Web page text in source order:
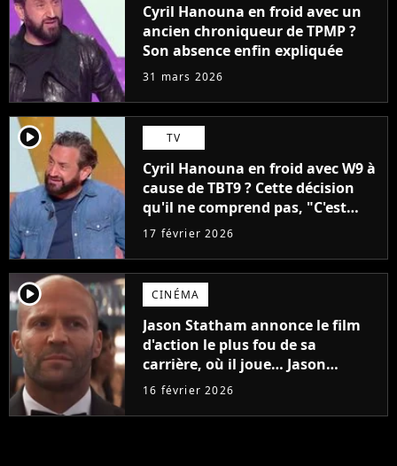
Cyril Hanouna en froid avec un
ancien chroniqueur de TPMP ?
Son absence enfin expliquée
31 mars 2026
player2 TV
Cyril Hanouna en froid avec W9 à
cause de TBT9 ? Cette décision
qu'il ne comprend pas, "C'est
quand même bizarre"
17 février 2026
player2 CINÉMA
Jason Statham annonce le film
d'action le plus fou de sa
carrière, où il joue… Jason
Statham
16 février 2026